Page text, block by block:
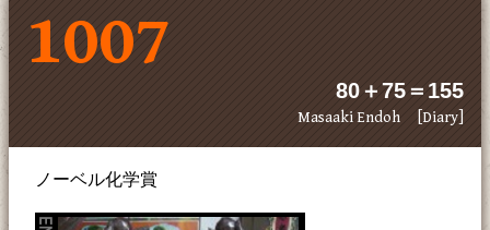
1007
80＋75＝155
Masaaki Endoh [Diary]
ノーベル化学賞